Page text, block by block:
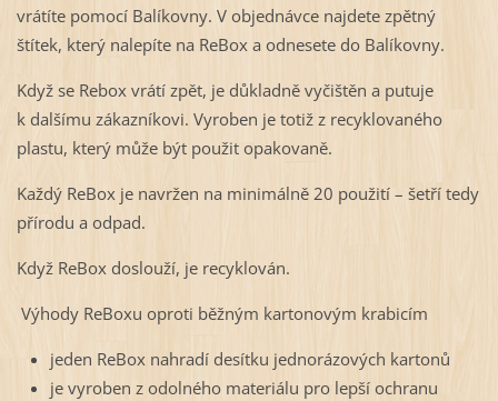
vrátíte pomocí Balíkovny. V objednávce najdete zpětný
štítek, který nalepíte na ReBox a odnesete do Balíkovny.
Když se Rebox vrátí zpět, je důkladně vyčištěn a putuje
k dalšímu zákazníkovi. Vyroben je totiž z recyklovaného
plastu, který může být použit opakovaně.
Každý ReBox je navržen na minimálně 20 použití – šetří tedy
přírodu a odpad.
Když ReBox doslouží, je recyklován.
Výhody ReBoxu oproti běžným kartonovým krabicím
jeden ReBox nahradí desítku jednorázových kartonů
je vyroben z odolného materiálu pro lepší ochranu